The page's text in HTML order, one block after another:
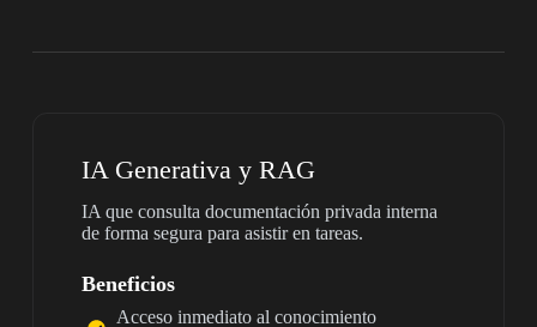
IA Generativa y RAG
IA que consulta documentación privada interna
de forma segura para asistir en tareas.
Beneficios
Acceso inmediato al conocimiento